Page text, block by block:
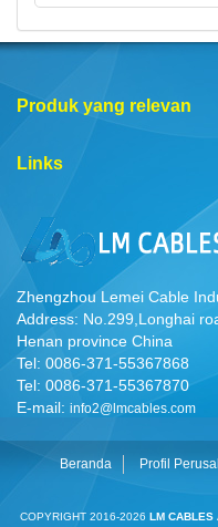
Produk yang relevan
Links
Zhengzhou Lemei Cable
Address: No.299,Longhai
Henan province China
Tel: 0086-371-55367868
Tel: 0086-371-55367870
E-mail: info2@lmcables.com
Beranda Profil
COPYRIGHT 2016-2026 LM CABLES